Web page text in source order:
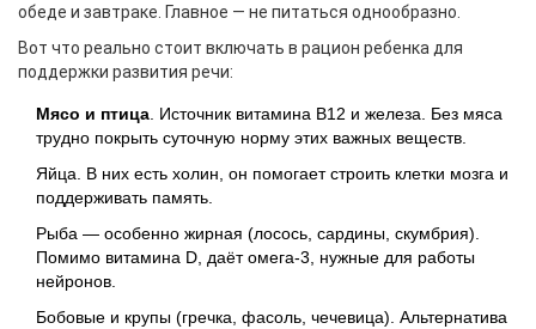
обеде и завтраке. Главное — не питаться однообразно.
Вот что реально стоит включать в рацион ребенка для
поддержки развития речи:
Мясо и птица. Источник витамина B12 и железа. Без мяса
трудно покрыть суточную норму этих важных веществ.
Яйца. В них есть холин, он помогает строить клетки мозга и
поддерживать память.
Рыба — особенно жирная (лосось, сардины, скумбрия).
Помимо витамина D, даёт омега-3, нужные для работы
нейронов.
Бобовые и крупы (гречка, фасоль, чечевица). Альтернатива